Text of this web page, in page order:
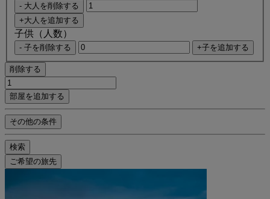
- 大人を削除する
+大人を追加する
子供（人数）
- 子を削除する +子を追加する
削除する
部屋を追加する
その他の条件
検索
ご希望の旅先